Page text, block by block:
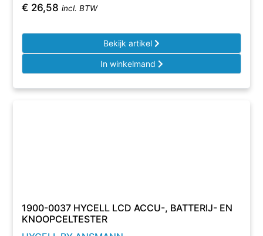
€ 26,58 incl. BTW
Bekijk artikel
In winkelmand
1900-0037 HYCELL LCD ACCU-, BATTERIJ- EN
KNOOPCELTESTER